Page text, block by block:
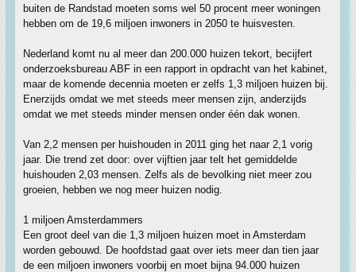
buiten de Randstad moeten soms wel 50 procent meer woningen
hebben om de 19,6 miljoen inwoners in 2050 te huisvesten.
Nederland komt nu al meer dan 200.000 huizen tekort, becijfert
onderzoeksbureau ABF in een rapport in opdracht van het kabinet,
maar de komende decennia moeten er zelfs 1,3 miljoen huizen bij.
Enerzijds omdat we met steeds meer mensen zijn, anderzijds
omdat we met steeds minder mensen onder één dak wonen.
Van 2,2 mensen per huishouden in 2011 ging het naar 2,1 vorig
jaar. Die trend zet door: over vijftien jaar telt het gemiddelde
huishouden 2,03 mensen. Zelfs als de bevolking niet meer zou
groeien, hebben we nog meer huizen nodig.
1 miljoen Amsterdammers
Een groot deel van die 1,3 miljoen huizen moet in Amsterdam
worden gebouwd. De hoofdstad gaat over iets meer dan tien jaar
de een miljoen inwoners voorbij en moet bijna 94.000 huizen